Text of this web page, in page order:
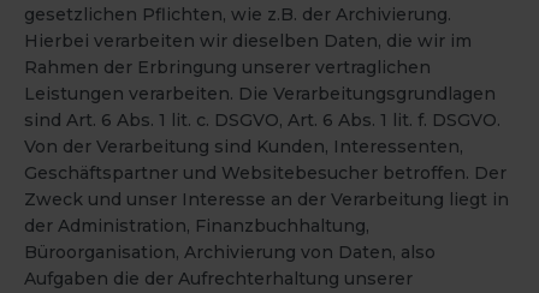
gesetzlichen Pflichten, wie z.B. der Archivierung.
Hierbei verarbeiten wir dieselben Daten, die wir im
Rahmen der Erbringung unserer vertraglichen
Leistungen verarbeiten. Die Verarbeitungsgrundlagen
sind Art. 6 Abs. 1 lit. c. DSGVO, Art. 6 Abs. 1 lit. f. DSGVO.
Von der Verarbeitung sind Kunden, Interessenten,
Geschäftspartner und Websitebesucher betroffen. Der
Zweck und unser Interesse an der Verarbeitung liegt in
der Administration, Finanzbuchhaltung,
Büroorganisation, Archivierung von Daten, also
Aufgaben die der Aufrechterhaltung unserer